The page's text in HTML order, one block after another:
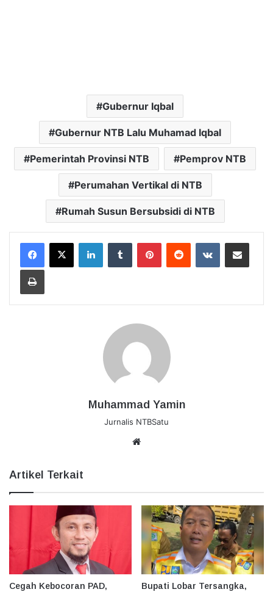
Gubernur Iqbal
Gubernur NTB Lalu Muhamad Iqbal
Pemerintah Provinsi NTB Pemprov NTB
Perumahan Vertikal di NTB
Rumah Susun Bersubsidi di NTB
LinkedInTumblr PinterestReddit VKontakteBagikan Lewat Email
Cetak
Muhammad Yamin
Jurnalis NTBSatu
Artikel Terkait
Cegah Kebocoran PAD,
Bupati Lobar Tersangka,